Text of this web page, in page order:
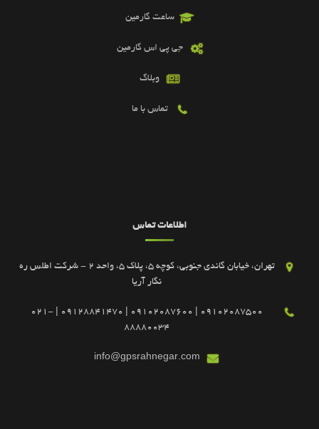
ساعت گارمین
جی پی اس گارمین
وبلاگ
تماس با ما
اطلاعات تماس
تهران، خیابان گاندی جنوبی، کوچه 5، پلاک 5، واحد 2 - شرکت اطلس ره
نگار آریا
09102087500 | 09102087600 | 09128841470 | 021-
88880034
info@gpsrahnegar.com